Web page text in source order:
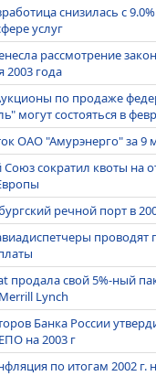
снизилась с
услуг
рассмотрение
2003 года
по продаже
могут состояться в
ОАО "Амурэнерго" за 9
Союз сократил квоты на
речной порт в
продала свой 5%-ный
Lynch
Банка России
на 2003 г
по итогам 2002 г.